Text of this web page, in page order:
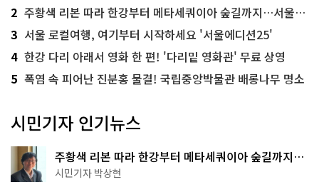
2 주황색 리본 따라 한강부터 메타세쿼이아 숲길까지…서울둘레길 15코스
3 서울 로컬여행, 여기부터 시작하세요 '서울에디션25'
4 한강 다리 아래서 영화 한 편! '다리밑 영화관' 무료 상영
5 폭염 속 피어난 진분홍 물결! 국립중앙박물관 배롱나무 명소
시민기자 인기뉴스
주황색 리본 따라 한강부터 메타세쿼이아 숲길까지…
서울둘레길 15코스
시민기자 박상현